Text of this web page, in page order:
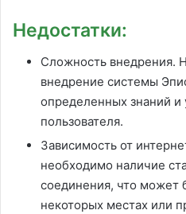
Недостатки:
Сложность внедрения.
внедрение системы
определенных знаний и
пользователя.
Зависимость от
необходимо наличие
соединения, что может
некоторых местах или